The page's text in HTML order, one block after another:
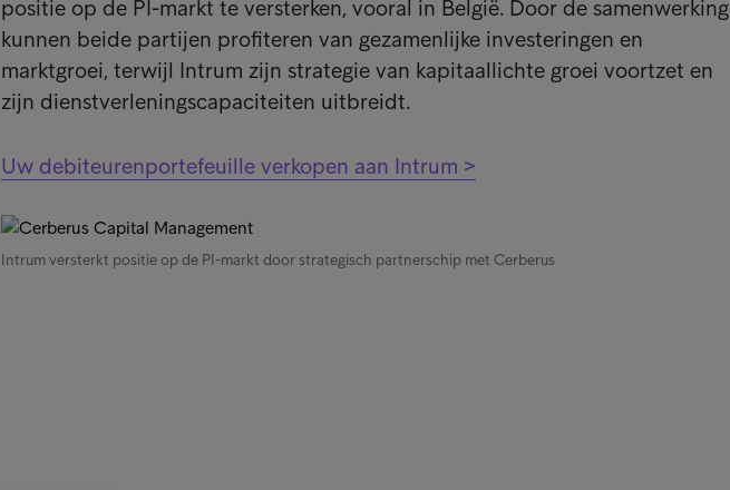
positie op de PI-markt te versterken, vooral in België. Door de samenwerking
kunnen beide partijen profiteren van gezamenlijke investeringen en
marktgroei, terwijl Intrum zijn strategie van kapitaallichte groei voortzet en
zijn dienstverleningscapaciteiten uitbreidt.
Uw debiteurenportefeuille verkopen aan Intrum >
Intrum versterkt positie op de PI-markt door strategisch partnerschip met Cerberus